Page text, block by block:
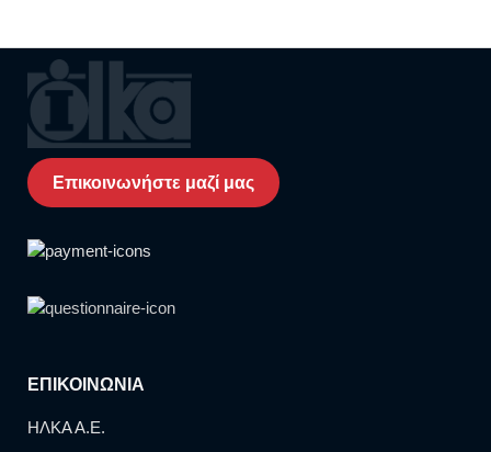
Επικοινωνήστε μαζί μας
ΕΠΙΚΟΙΝΩΝΙΑ
ΗΛΚΑ Α.Ε.